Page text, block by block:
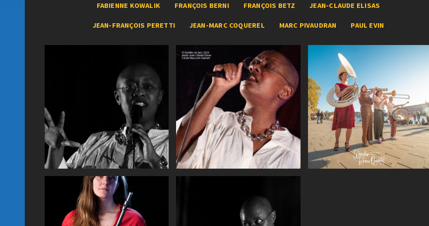
FABIENNE KOWALIK FRANÇOIS BERNI FRANÇOIS BETZ JEAN-CLAUDE ELISAS
JEAN-FRANÇOIS PERETTI JEAN-MARC COQUEREL MARC PIVAUDRAN PAUL EVIN